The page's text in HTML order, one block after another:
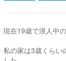
現在19歳で浪人中の
私の家は3歳くらい